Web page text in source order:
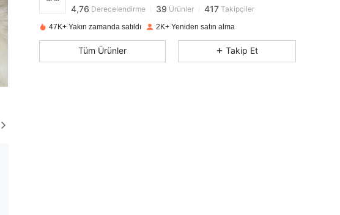
4,76
39 Ürünler 417
r***5 1 gün önce'i takip etti
4,76 39
417
4,76
39
417
47K+ Yakın zamanda satıldı 2K+ Yeniden satın alma
Tüm Ürünler Takip Et